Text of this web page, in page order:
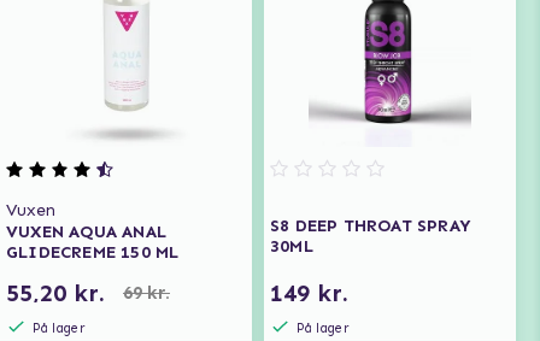
Vuxen
VUXEN AQUA ANAL
GLIDECREME 150 ML
55,20 kr. 69 kr.
På lager
S8 DEEP THROAT SPRAY
30ML
149 kr.
På lager